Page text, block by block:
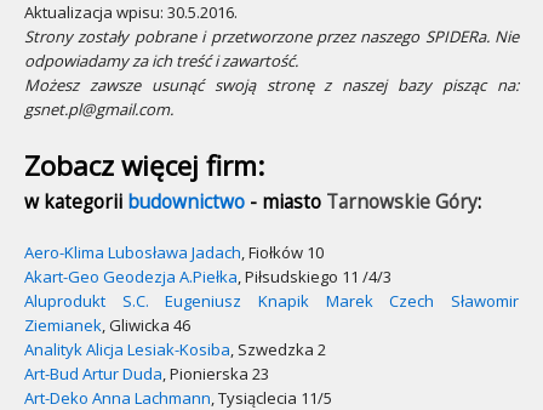
Aktualizacja wpisu: 30.5.2016.
Strony zostały pobrane i przetworzone przez naszego SPIDERa. Nie
odpowiadamy za ich treść i zawartość.
Możesz zawsze usunąć swoją stronę z naszej bazy pisząc na:
gsnet.pl@gmail.com.
Zobacz więcej firm:
w kategorii budownictwo - miasto Tarnowskie Góry:
Aero-Klima Lubosława Jadach, Fiołków 10
Akart-Geo Geodezja A.Piełka, Piłsudskiego 11 /4/3
Aluprodukt S.C. Eugeniusz Knapik Marek Czech Sławomir
Ziemianek, Gliwicka 46
Analityk Alicja Lesiak-Kosiba, Szwedzka 2
Art-Bud Artur Duda, Pionierska 23
Art-Deko Anna Lachmann, Tysiąclecia 11/5